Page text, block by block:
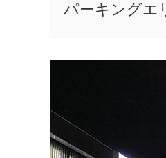
パーキングエ